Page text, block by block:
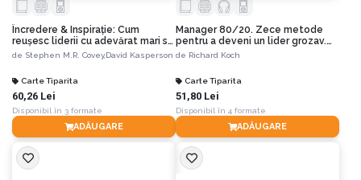
Încredere & Inspirație: Cum
reușesc liderii cu adevărat mari să
descopere măreția în semenii lor
de Stephen M.R. Covey,David Kasperson
Carte Tiparita
60,26 Lei
Disponibil în 3 formate
ADĂUGARE
Manager 80/20. Zece metode
pentru a deveni un lider grozav.
Ediția a III- a
de Richard Koch
Carte Tiparita
51,80 Lei
Disponibil în 4 formate
ADĂUGARE